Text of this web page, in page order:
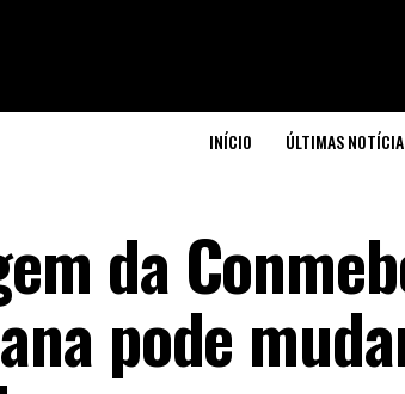
INÍCIO ÚLTIMAS
da
pode